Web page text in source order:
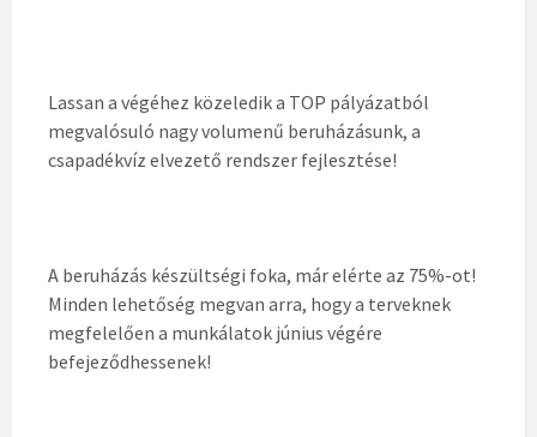
Lassan a végéhez közeledik a TOP pályázatból
megvalósuló nagy volumenű beruházásunk, a
csapadékvíz elvezető rendszer fejlesztése!
A beruházás készültségi foka, már elérte az 75%-ot!
Minden lehetőség megvan arra, hogy a terveknek
megfelelően a munkálatok június végére
befejeződhessenek!